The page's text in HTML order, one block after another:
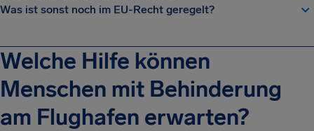
Was ist sonst noch im EU-Recht geregelt?
Welche Hilfe können
Menschen mit Behinderung
am Flughafen erwarten?